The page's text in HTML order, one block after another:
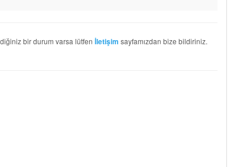
bir durum varsa lütfen İletişim sayfamızdan bize bildiriniz.